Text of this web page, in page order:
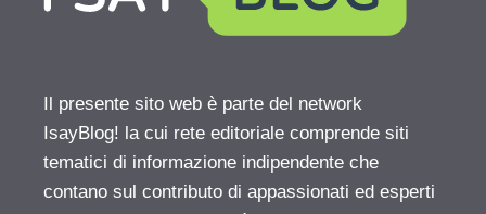
Il presente sito web è parte del network
IsayBlog! la cui rete editoriale comprende siti
tematici di informazione indipendente che
contano sul contributo di appassionati ed esperti